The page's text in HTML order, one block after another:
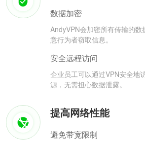
数据加密
AndyVPN会加密所有传输的
意行为者窃取信息。
安全远程访问
企业员工可以通过VPN安全地
源，无需担心数据泄露。
提高网络性能
避免带宽限制